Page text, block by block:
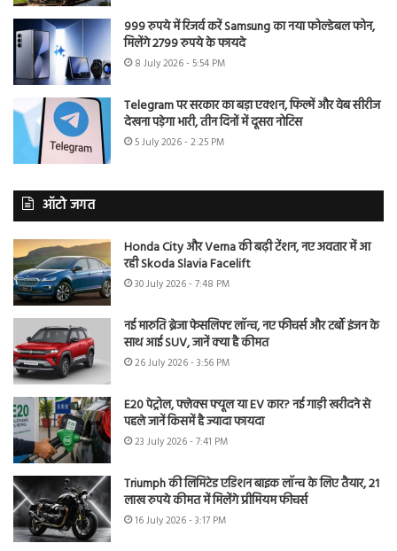
999 रुपये में रिजर्व करें Samsung का नया फोल्डेबल फोन,
मिलेंगे 2799 रुपये के फायदे
8 July 2026 - 5:54 PM
Telegram पर सरकार का बड़ा एक्शन, फिल्में और वेब सीरीज
देखना पड़ेगा भारी, तीन दिनों में दूसरा नोटिस
5 July 2026 - 2:25 PM
ऑटो जगत
Honda City और Verna की बढ़ी टेंशन, नए अवतार में आ
रही Skoda Slavia Facelift
30 July 2026 - 7:48 PM
नई मारुति ब्रेजा फेसलिफ्ट लॉन्च, नए फीचर्स और टर्बो इंजन के
साथ आई SUV, जानें क्या है कीमत
26 July 2026 - 3:56 PM
E20 पेट्रोल, फ्लेक्स फ्यूल या EV कार? नई गाड़ी खरीदने से
पहले जानें किसमें है ज्यादा फायदा
23 July 2026 - 7:41 PM
Triumph की लिमिटेड एडिशन बाइक लॉन्च के लिए तैयार, 21
लाख रुपये कीमत में मिलेंगे प्रीमियम फीचर्स
16 July 2026 - 3:17 PM